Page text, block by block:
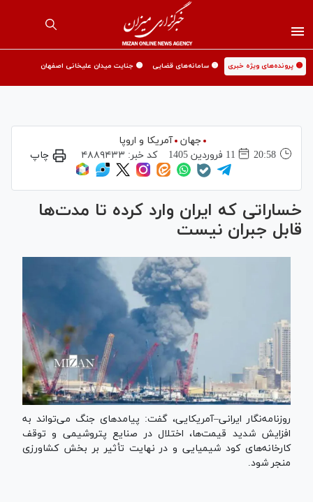
🟡 پرونده‌های ویژه خبری 🟡 سامانه‌های قضایی 🟡 جنایت میدان علیخانی اصفهان
جهان
آمریکا و اروپا
20:58
11 فروردين 1405 کد خبر: ۴۸۸۹۴۳۳ چاپ
خساراتی که ایران وارد کرده تا مدت‌ها
قابل جبران نیست
روزنامه‌نگار ایرانی–آمریکایی، گفت: پیامدهای جنگ می‌تواند به
افزایش شدید قیمت‌ها، اختلال در صنایع پتروشیمی و توقف
کارخانه‌های کود شیمیایی و در نهایت تأثیر بر بخش کشاورزی
منجر شود.